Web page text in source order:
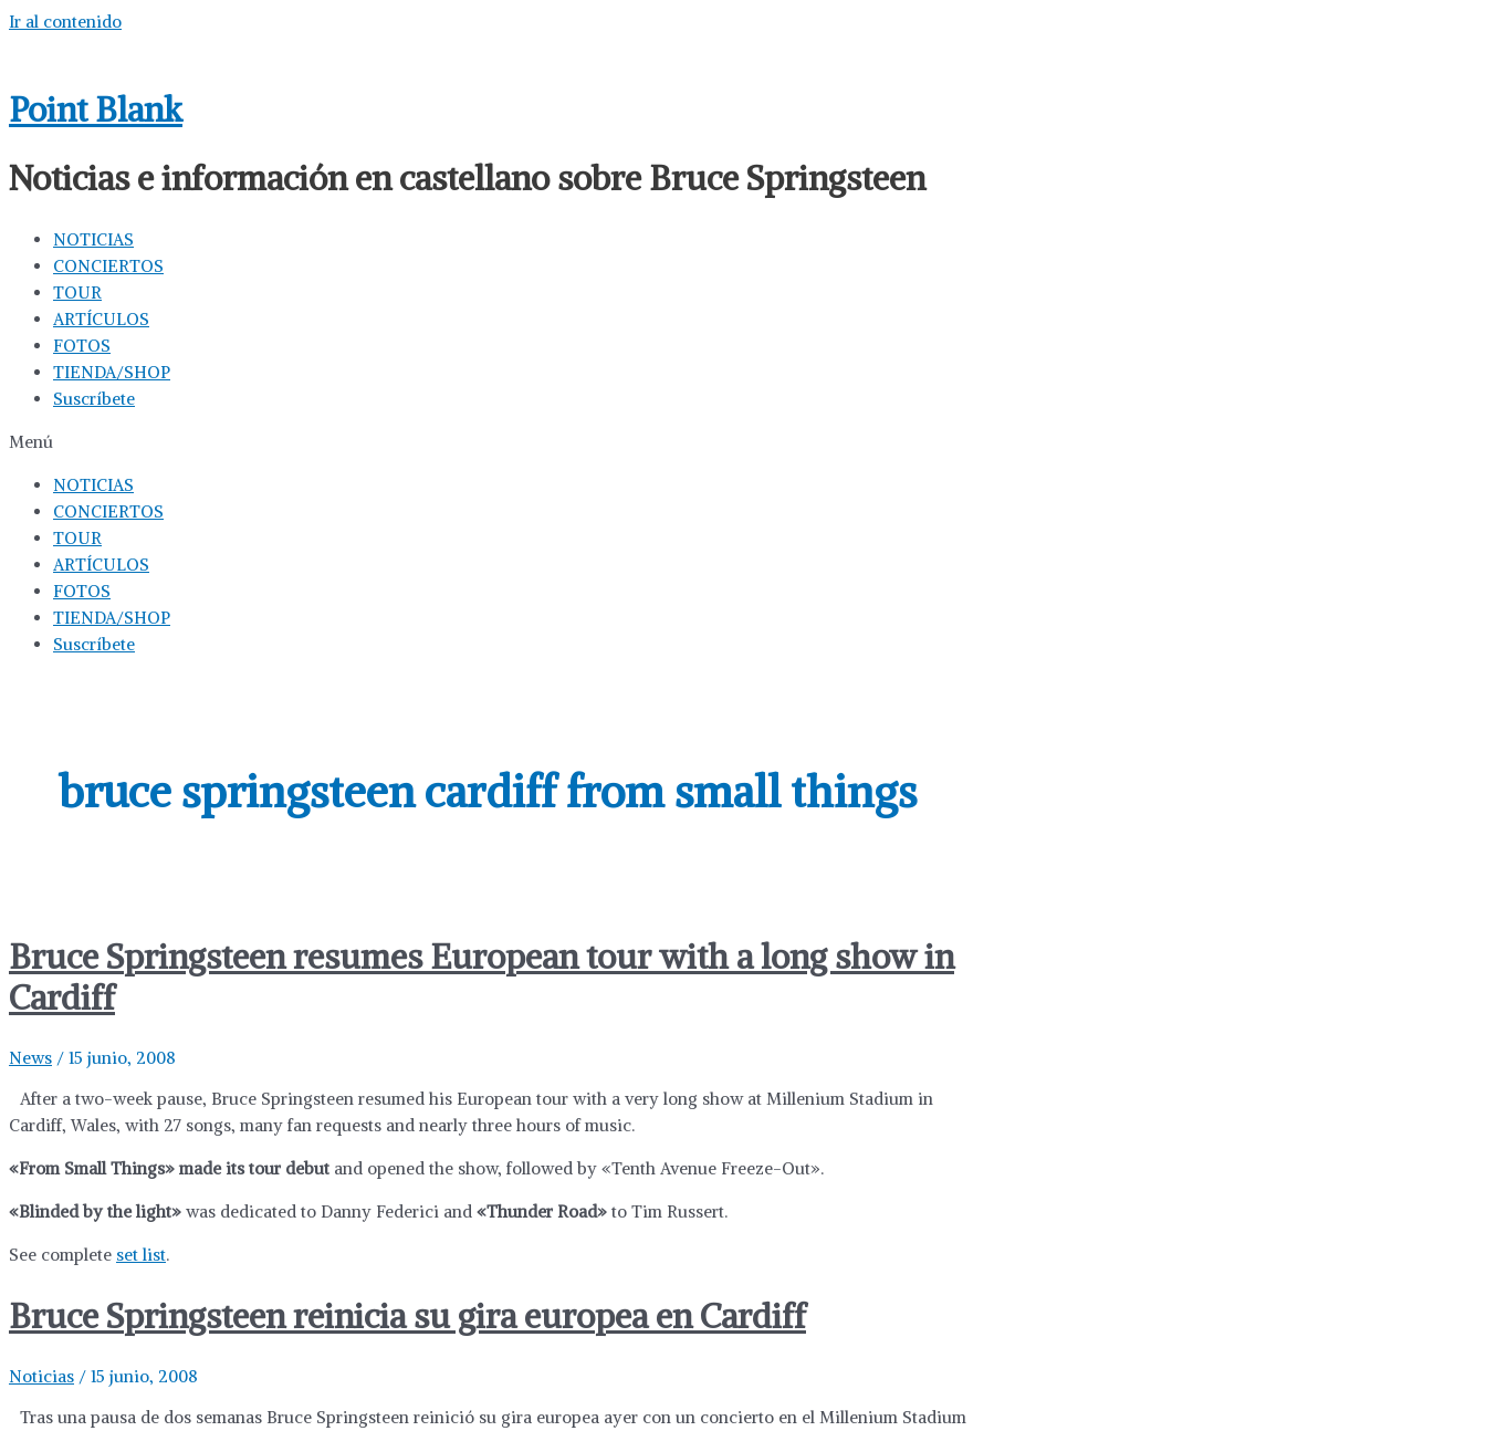
Ir al contenido
Point Blank
Noticias e información en castellano sobre Bruce Springsteen
NOTICIAS
CONCIERTOS
TOUR
ARTÍCULOS
FOTOS
TIENDA/SHOP
Suscríbete
Menú
NOTICIAS
CONCIERTOS
TOUR
ARTÍCULOS
FOTOS
TIENDA/SHOP
Suscríbete
bruce springsteen cardiff from small things
Bruce Springsteen resumes European tour with a long show in
Cardiff
News / 15 junio, 2008
After a two-week pause, Bruce Springsteen resumed his European tour with a very long show at Millenium Stadium in
Cardiff, Wales, with 27 songs, many fan requests and nearly three hours of music.
«From Small Things» made its tour debut and opened the show, followed by «Tenth Avenue Freeze-Out».
«Blinded by the light» was dedicated to Danny Federici and «Thunder Road» to Tim Russert.
See complete set list.
Bruce Springsteen reinicia su gira europea en Cardiff
Noticias / 15 junio, 2008
Tras una pausa de dos semanas Bruce Springsteen reinició su gira europea ayer con un concierto en el Millenium Stadium